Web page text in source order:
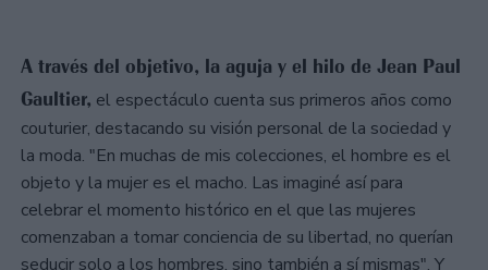
A través del objetivo, la aguja y el hilo de Jean Paul
Gaultier, el espectáculo cuenta sus primeros años como
couturier, destacando su visión personal de la sociedad y
la moda. "En muchas de mis colecciones, el hombre es el
objeto y la mujer es el macho. Las imaginé así para
celebrar el momento histórico en el que las mujeres
comenzaban a tomar conciencia de su libertad, no querían
seducir solo a los hombres, sino también a sí mismas". Y